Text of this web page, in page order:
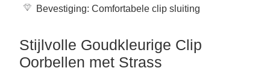
Bevestiging: Comfortabele clip sluiting
Stijlvolle Goudkleurige Clip
Oorbellen met Strass